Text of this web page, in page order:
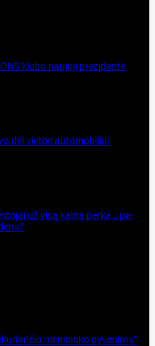
klu­bo nau­jo­ji pre­zi­dentė
dėl vie­tos au­to­mo­bi­liui
už vi­są kai­ną per­ka… pa­
me­ni­nin­ko gy­ve­ni­mą“